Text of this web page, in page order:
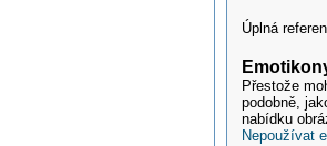
Úplná
Přestože
podobně,
nabídku
Nepoužívat